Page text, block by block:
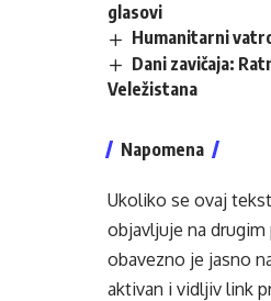
glasovi
Humanitarni
Dani zavičaja:
Veležistana
Napomena
Ukoliko se ovaj
objavljuje na
obavezno je jasno
aktivan i vidljiv link